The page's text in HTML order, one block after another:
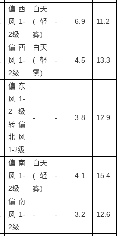
偏西
风 1-
2级
白天
( 轻
雾)
- 6.9 11.2
偏西
风 1-
2级
白天
( 轻
雾)
- 4.5 13.3
偏东
风 1-
2 级
转偏
北风
1-2级
- - 3.8 12.9
偏南
风 1-
2级
白天
( 轻
雾)
- 4.1 15.4
偏南
风 1-
2级
- - 3.2 12.6